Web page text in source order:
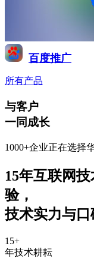
百度推广
所有产品
与客户
一同成长
1000+企业正在选择
15年互联网
验，
技术实力与
15+
年技术耕耘